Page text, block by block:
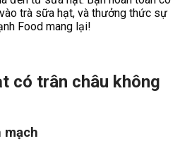
trà sữa hạt, và thưởng thức sự
Food mang lại!
có trân châu không
mạch